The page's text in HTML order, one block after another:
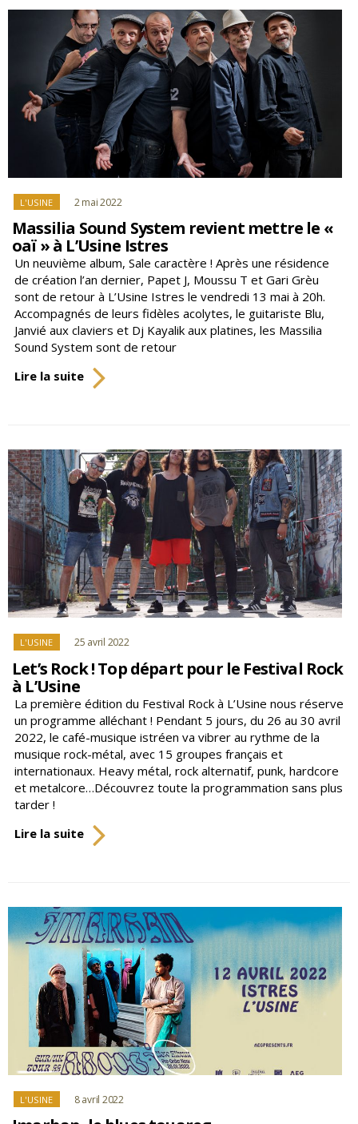
Catégories
L'USINE
Massilia Sound System revient mettre le «
oaï » à L’Usine Istres
2 mai 2022
Un neuvième album, Sale caractère ! Après une résidence
de création l’an dernier, Papet J, Moussu T et Gari Grèu
sont de retour à L’Usine Istres le vendredi 13 mai à 20h.
Accompagnés de leurs fidèles acolytes, le guitariste Blu,
Janvié aux claviers et Dj Kayalik aux platines, les Massilia
Sound System sont de retour
Lire la suiteMassilia
Sound
le
«
oaï
»
L’Usine
Istres
Catégories
L'USINE
Let’s Rock ! Top départ pour le Festival Rock
à L’Usine
25 avril 2022
La première édition du Festival Rock à L’Usine nous réserve
un programme alléchant ! Pendant 5 jours, du 26 au 30 avril
2022, le café-musique istréen va vibrer au rythme de la
musique rock-métal, avec 15 groupes français et
internationaux. Heavy métal, rock alternatif, punk, hardcore
et metalcore…Découvrez toute la programmation sans plus
tarder !
Lire la suiteLet’s
Rock
pour
le
Festival
Rock
à
L’Usine
Catégories
L'USINE 8 avril 2022